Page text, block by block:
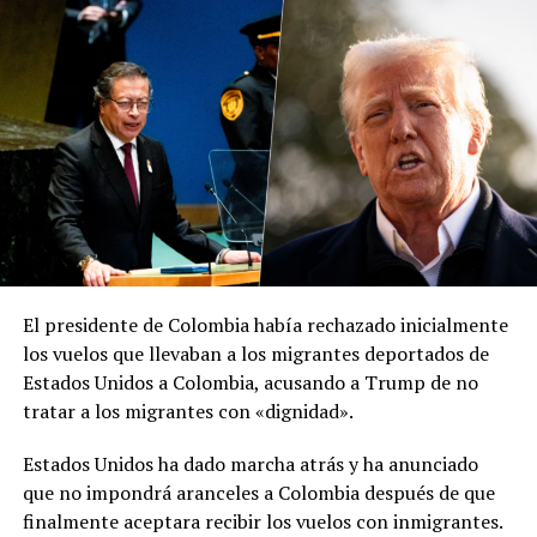
El presidente de Colombia había rechazado inicialmente
los vuelos que llevaban a los migrantes deportados de
Estados Unidos a Colombia, acusando a Trump de no
tratar a los migrantes con «dignidad».
Estados Unidos ha dado marcha atrás y ha anunciado
que no impondrá aranceles a Colombia después de que
finalmente aceptara recibir los vuelos con inmigrantes.